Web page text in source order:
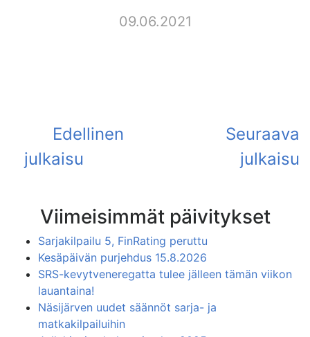
09.06.2021
Viimeisimmät päivitykset
Sarjakilpailu 5, FinRating peruttu
Kesäpäivän purjehdus 15.8.2026
SRS-kevytveneregatta tulee jälleen tämän viikon
lauantaina!
Näsijärven uudet säännöt sarja- ja
matkakilpailuihin